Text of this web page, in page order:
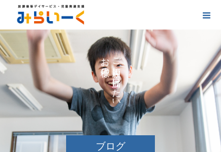
ブログ
ご
に
け
た
い
お
の
の